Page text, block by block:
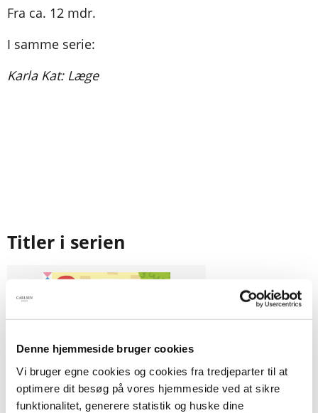
Denne hjemmeside bruger cookies
Vi bruger egne cookies og cookies fra tredjeparter til at
optimere dit besøg på vores hjemmeside ved at sikre
funktionalitet, generere statistik og huske dine
Fra ca. 12 mdr.
I samme serie:
Karla Kat: Læge
Titler i serien